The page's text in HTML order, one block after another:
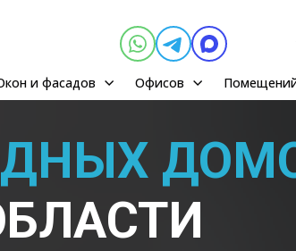
и фасадов Офисов